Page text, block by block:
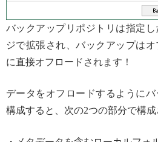
バックアップリポジトリは指定
ジで拡張され、バックアップは
に直接オフロードされます！
データをオフロードするように
構成すると、次の2つの部分で構成